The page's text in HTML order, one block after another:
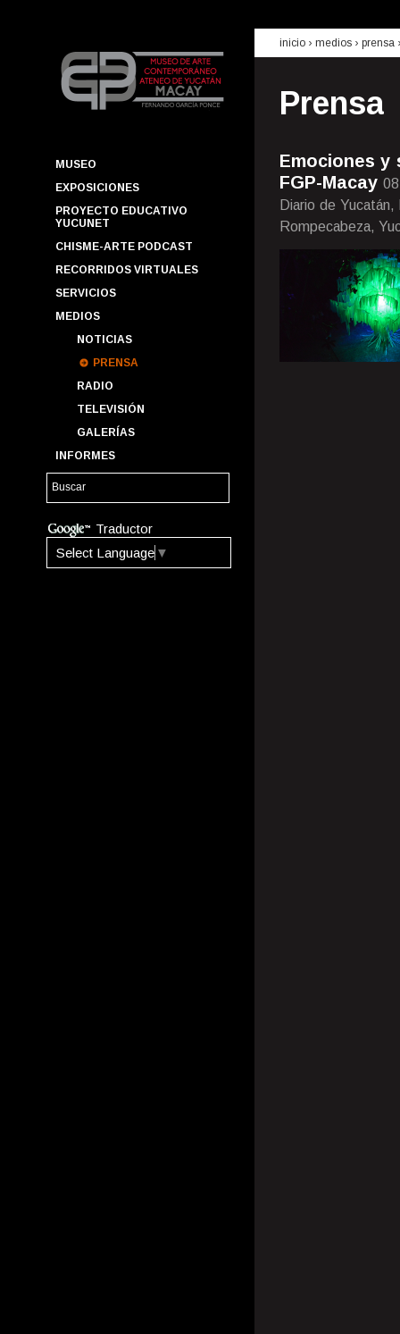
MUSEO
EXPOSICIONES
PROYECTO EDUCATIVO
YUCUNET
CHISME-ARTE PODCAST
RECORRIDOS VIRTUALES
SERVICIOS
MEDIOS
NOTICIAS
PRENSA
RADIO
TELEVISIÓN
GALERÍAS
INFORMES
Traductor
Select Language ▼
inicio › medios › prensa
Prensa
Emociones y
FGP-Macay
Diario de
Rompecabeza,